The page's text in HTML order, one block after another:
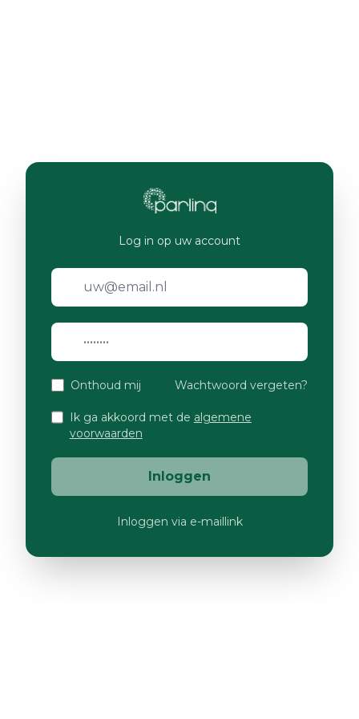
Log in op uw account
Onthoud mij Wachtwoord vergeten?
Ik ga akkoord met de algemene
voorwaarden
Inloggen
Inloggen via e-maillink